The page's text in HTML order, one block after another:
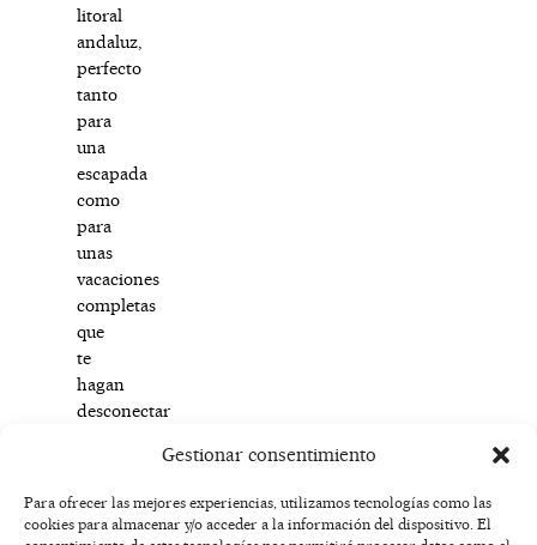
Gestionar consentimiento
Para ofrecer las mejores experiencias, utilizamos tecnologías como las
cookies para almacenar y/o acceder a la información del dispositivo. El
litoral
andaluz,
perfecto
tanto
para
una
escapada
como
para
unas
vacaciones
completas
que
te
hagan
desconectar
F
I
X
Y
T